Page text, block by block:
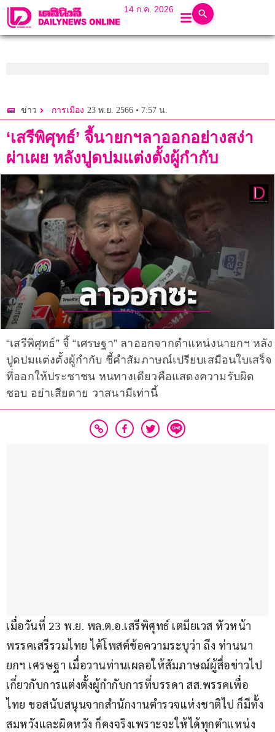
14 ก.ค. 2026
ข่าว การเมือง 23 พ.ย. 2566 • 7:57 น.
‘เสรีพิศุทธ์’ จี้นายกฯลาออกอย่างสง่า
ผ่าเผย หลังปูดปมแต่งตั้งผู้กำกับ
“เสรีพิศุทธ์” จี้ “เศรษฐา” ลาออกจากตำแหน่งนายกฯ หลัง
ปูดปมแต่งตั้งผู้กำกับ ชี้คำสัมภาษณ์เปรียบเสมือนใบเสร็จ
ที่ออกให้ประชาชน หนทางเดียวคือแสดงความรับผิด
ชอบ อย่าเสียดาย วาสนามีเท่านี้
เมื่อวันที่ 23 พ.ย. พล.ต.อ.เสรีพิศุทธ์ เตมียเวส หัวหน้า
พรรคเสรีรวมไทย ได้โพสต์ข้อความระบุว่า ถึง ท่านนา
ยกฯ เศรษฐา เมื่อวานท่านเผลอให้สัมภาษณ์ผู้สื่อข่าวไป
เกี่ยวกับการแต่งตั้งผู้กำกับการที่บรรดา สส.พรรคเพื่อ
ไทย ขอสนับสนุนจากสำนักงานตำรวจแห่งชาติไป ก็มีทั้ง
สมหวังและผิดหวัง ก็คงจริงเพราะจะให้ได้ทุกตำแหน่ง